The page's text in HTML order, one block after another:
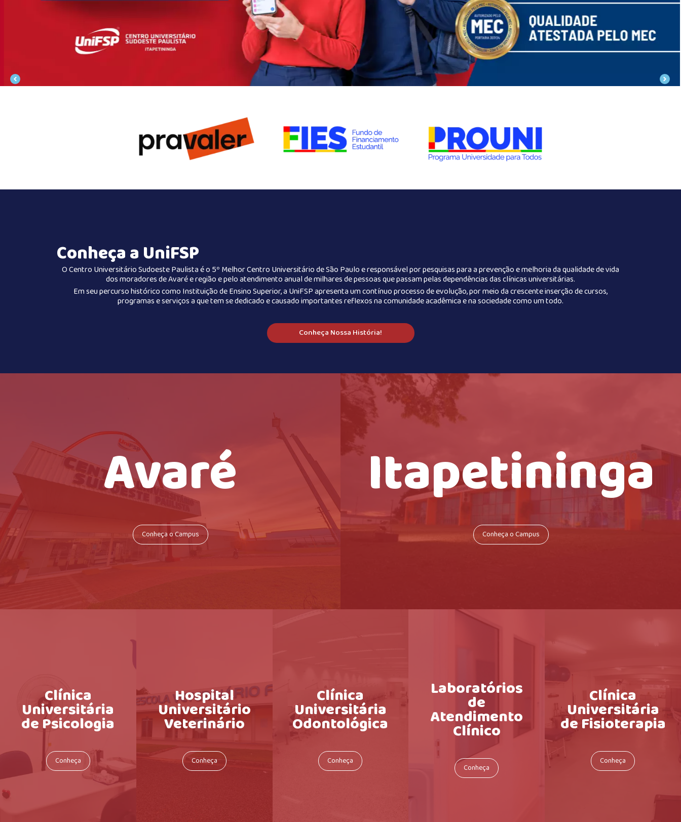
Conheça a UniFSP
O Centro Universitário Sudoeste Paulista é o 5º Melhor Centro Universitário de São Paulo e responsável por pesquisas para a prevenção e melhoria da qualidade de vida
dos moradores de Avaré e região e pelo atendimento anual de milhares de pessoas que passam pelas dependências das clínicas universitárias.
Em seu percurso histórico como Instituição de Ensino Superior, a UniFSP apresenta um contínuo processo de evolução, por meio da crescente inserção de cursos,
programas e serviços a que tem se dedicado e causado importantes reflexos na comunidade acadêmica e na sociedade como um todo.
Conheça Nossa História!
Avaré
Conheça o Campus
Itapetininga
Conheça o Campus
Clínica
Universitária
de Psicologia
Conheça
Hospital
Universitário
Veterinário
Conheça
Clínica
Universitária
Odontológica
Conheça
Laboratórios
de
Atendimento
Clínico
Conheça
Clínica
Universitária
de Fisioterapia
Conheça